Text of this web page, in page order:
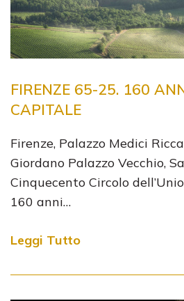
FIRENZE 65-25. 160
CAPITALE
​Firenze, Palazzo Medici
Giordano Palazzo Vecchio,
Cinquecento Circolo
160 anni…
Leggi Tutto